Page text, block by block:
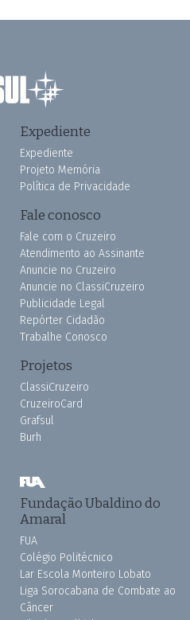
Expediente
Expediente
Projeto Memória
Política de Privacidade
Fale conosco
Fale com o Cruzeiro
Atendimento ao Assinante
Anuncie no Cruzeiro
Anuncie no ClassiCruzeiro
Publicidade Legal
Repórter Cidadão
Trabalhe Conosco
Projetos
ClassiCruzeiro
CruzeiroCard
Grafsul
Burh
Fundação Ubaldino do
Amaral
FUA
Colégio Politécnico
Lar Escola Monteiro Lobato
Liga Sorocabana de Combate ao
Câncer